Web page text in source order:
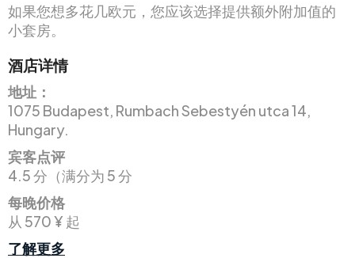
如果您想多花几欧元，您应该选择提供额外附加值的
小套房。
酒店详情
地址：
1075 Budapest, Rumbach Sebestyén utca 14,
Hungary.
宾客点评
4.5 分（满分为 5 分
每晚价格
从 570 ¥ 起
了解更多